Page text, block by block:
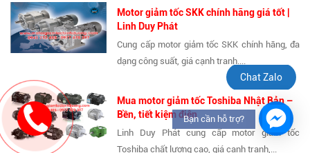
Motor giảm tốc SKK chính hãng giá tốt |
Linh Duy Phát
Cung cấp motor giảm tốc SKK chính hãng, đa
dạng công suất, giá cạnh tranh....
Mua motor giảm tốc Toshiba Nhật Bản –
Bền, tiết kiệm điện
Linh Duy Phát cung cấp motor giảm tốc
Toshiba chất lượng cao, giá cạnh tranh,...
Chat Zalo
Bạn cần hỗ trợ?